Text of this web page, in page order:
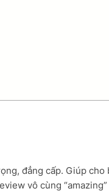
đẳng cấp. Giúp
vô cùng